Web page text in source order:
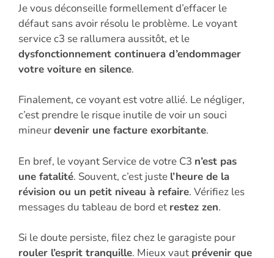
Je vous déconseille formellement d’effacer le
défaut sans avoir résolu le problème. Le voyant
service c3 se rallumera aussitôt, et le
dysfonctionnement continuera d’endommager
votre voiture en silence.
Finalement, ce voyant est votre allié. Le négliger,
c’est prendre le risque inutile de voir un souci
mineurdevenir une facture exorbitante.
En bref, le voyant Service de votre C3 n’est pas
une fatalité. Souvent, c’est juste l’heure de la
révision ou un petit niveau à refaire. Vérifiez les
messages du tableau de bord et restez zen.
Si le doute persiste, filez chez le garagiste pour
rouler l’esprit tranquille. Mieux vaut prévenir que